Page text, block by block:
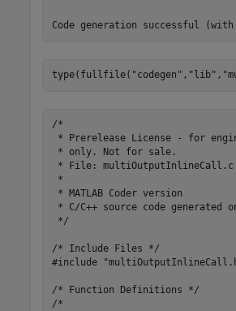
type(fullfile( "codegen" , "lib" ,
/*
* Prerelease License - for
* only. Not for sale.
* File: multiOutputInlineCall.c
*
* MATLAB Coder version
* C/C++ source code generated
*/
/* Include Files */
#include
/* Function Definitions */
/*